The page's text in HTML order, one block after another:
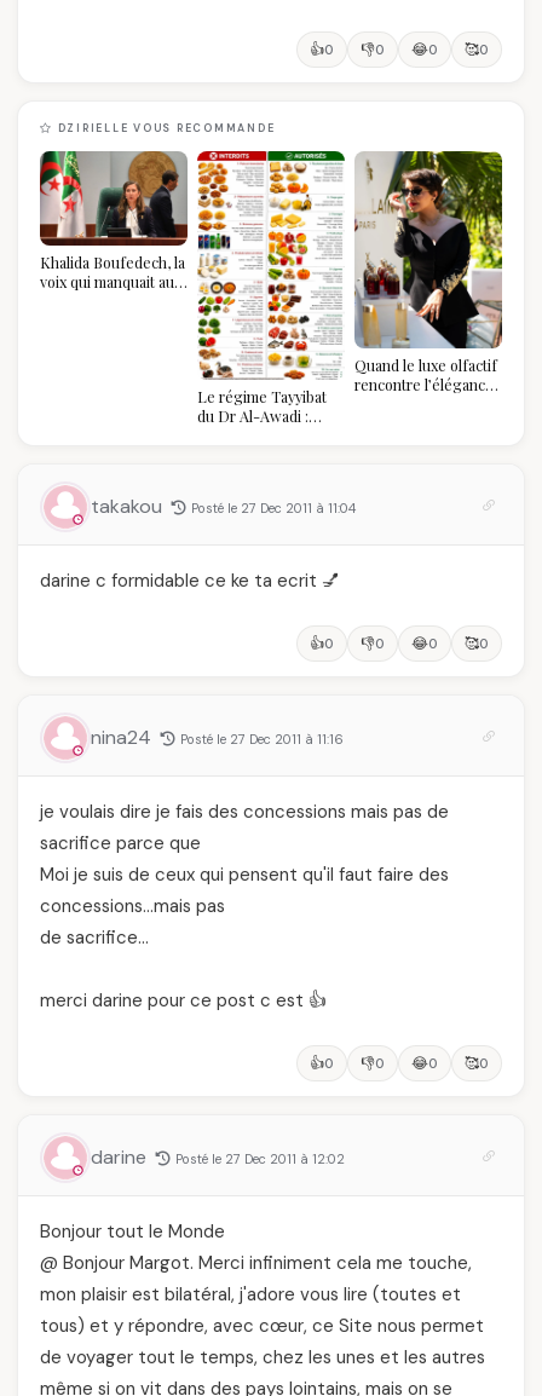
👍0 👎0 😂0 🥰0
DZIRIELLE VOUS RECOMMANDE
Khalida Boufedech, la
voix qui manquait au
Le régime Tayyibat
du Dr Al-Awadi :
vraiment savoir
Quand le luxe olfactif
rencontre l’élégance
takakou Posté le 27 Dec 2011 à 11:04
darine c formidable ce ke ta ecrit 💅
👍0 👎0 😂0 🥰0
nina24 Posté le 27 Dec 2011 à 11:16
je voulais dire je fais des concessions mais pas de
sacrifice parce que
Moi je suis de ceux qui pensent qu'il faut faire des
concessions…mais pas
de sacrifice…
merci darine pour ce post c est 👍
👍0 👎0 😂0 🥰0
darine Posté le 27 Dec 2011 à 12:02
Bonjour tout le Monde
@ Bonjour Margot. Merci infiniment cela me touche,
mon plaisir est bilatéral, j'adore vous lire (toutes et
tous) et y répondre, avec cœur, ce Site nous permet
de voyager tout le temps, chez les unes et les autres
même si on vit dans des pays lointains, mais on se